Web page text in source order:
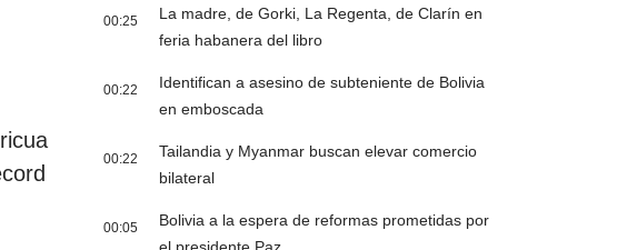
00:25
La madre, de Gorki, La Regenta, de Clarín en
feria habanera del libro
00:22
Identifican a asesino de subteniente de Bolivia
en emboscada
00:22
Tailandia y Myanmar buscan elevar comercio
bilateral
00:05
Bolivia a la espera de reformas prometidas por